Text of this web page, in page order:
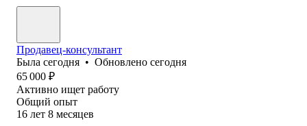
Продавец-консультант
Была сегодня • Обновлено сегодня
65 000 ₽
Активно ищет работу
Общий опыт
16 лет 8 месяцев